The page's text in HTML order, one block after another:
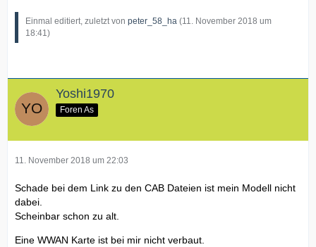
Einmal editiert, zuletzt von peter_58_ha (11. November 2018 um
18:41 )
Yoshi1970
Foren As
11. November 2018 um 22:03
Schade bei dem Link zu den CAB Dateien ist mein Modell nicht
dabei.
Scheinbar schon zu alt.
Eine WWAN Karte ist bei mir nicht verbaut.